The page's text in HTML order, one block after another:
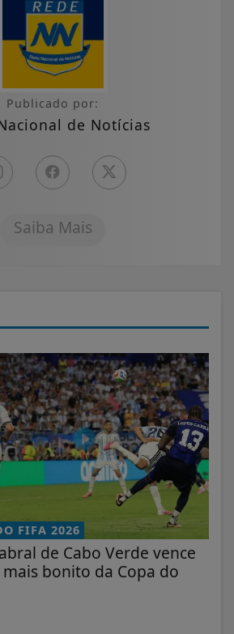
Publicado por:
de Notícias
Saiba Mais
FIFA 2026
de Cabo Verde vence
bonito da Copa do